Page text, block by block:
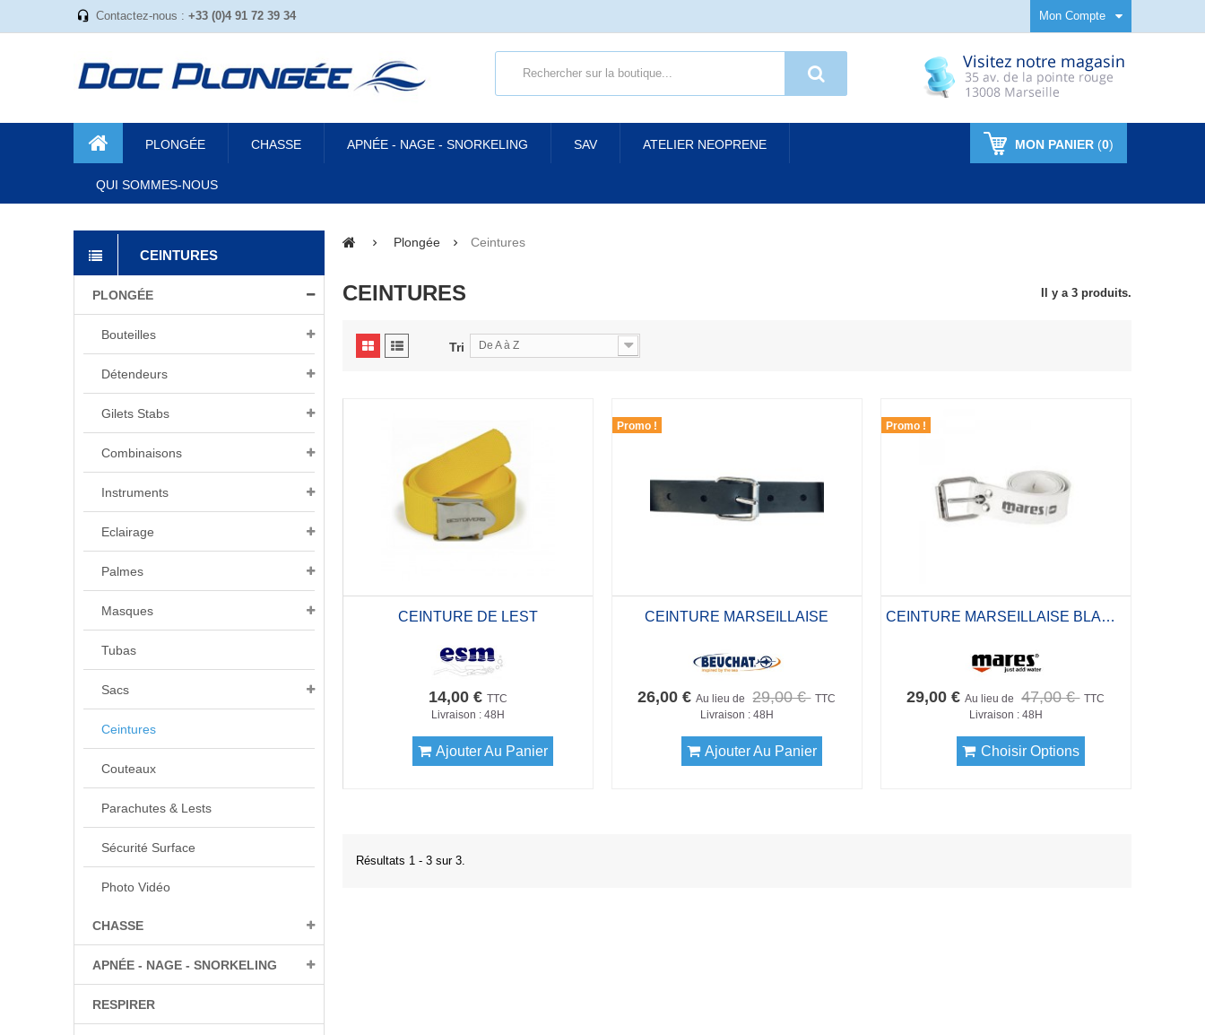
Mon Compte
Contactez-nous : +33 (0)4 91 72 39 34
MON PANIER (0)
PLONGÉE CHASSE APNÉE - NAGE - SNORKELING SAV ATELIER NEOPRENE
QUI SOMMES-NOUS
CEINTURES
PLONGÉE
Bouteilles
Détendeurs
Gilets Stabs
Combinaisons
Instruments
Eclairage
Palmes
Masques
Tubas
Sacs
Ceintures
Couteaux
Parachutes & Lests
Sécurité Surface
Photo Vidéo
CHASSE
APNÉE - NAGE - SNORKELING
RESPIRER
Plongée Ceintures
CEINTURES Il y a 3 produits.
Tri De A à Z
CEINTURE DE LEST
14,00 € TTC
Livraison : 48H
Ajouter Au Panier
Promo !
CEINTURE MARSEILLAISE
26,00 €Au lieu de 29,00 € TTC
Livraison : 48H
Ajouter Au Panier
Promo !
CEINTURE MARSEILLAISE BLANCHE
29,00 €Au lieu de 47,00 € TTC
Livraison : 48H
Choisir Options
Résultats 1 - 3 sur 3.